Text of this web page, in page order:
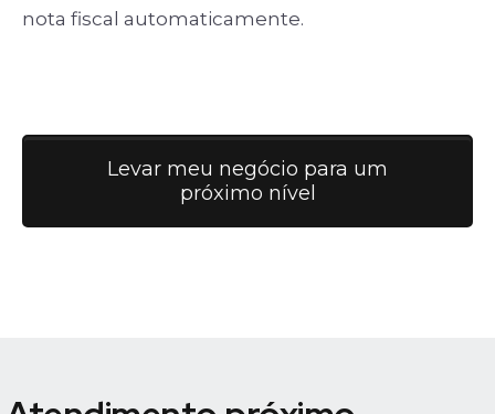
nota fiscal automaticamente.
Levar meu negócio para um
próximo nível